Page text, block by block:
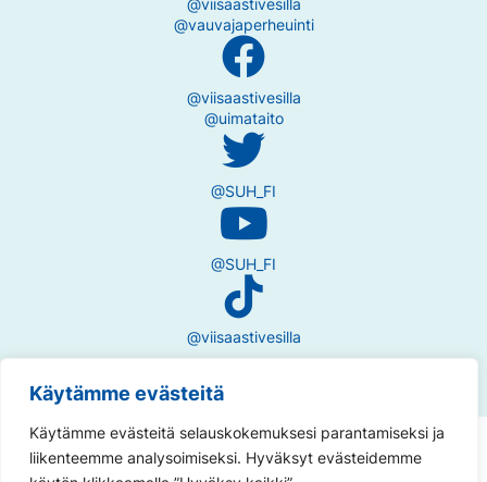
Käytämme evästeitä
Käytämme evästeitä selauskokemuksesi parantamiseksi ja
liikenteemme analysoimiseksi. Hyväksyt evästeidemme
@viisaastivesilla
@vauvajaperheuinti
@viisaastivesilla
@uimataito
@SUH_FI
@SUH_FI
@viisaastivesilla
Tietosuojaseloste